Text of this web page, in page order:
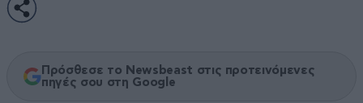
Πρόσθεσε το Newsbeast στις προτεινόμενες
πηγές σου στη Google